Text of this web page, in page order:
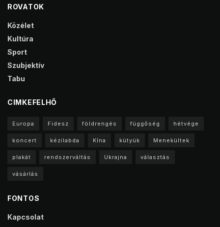
ROVATOK
Közélet
Kultúra
Sport
Szubjektív
Tabu
CIMKEFELHŐ
Europa Fidesz földrengés függőség hétvége
koncert kézilabda Kína kütyük Menekültek
plakát rendszerváltás Ukrajna választás
vásárlás
FONTOS
Kapcsolat